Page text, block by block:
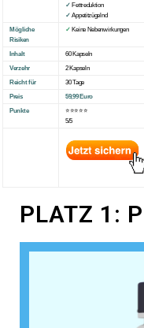
✓ Fettreduktion
✓Appetitzügelnd
Mögliche
Risiken
✓ Keine Nebenwirkungen
Inhalt 60 Kapseln
Verzehr
2 Kapseln
Reicht für
30 Tage
Preis
59,99 Euro
Punkte
⭐⭐⭐⭐⭐
5/5
PLATZ 1: